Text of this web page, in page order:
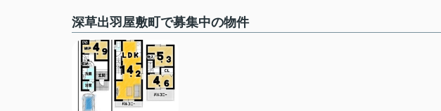
深草出羽屋敷町で募集中の物件